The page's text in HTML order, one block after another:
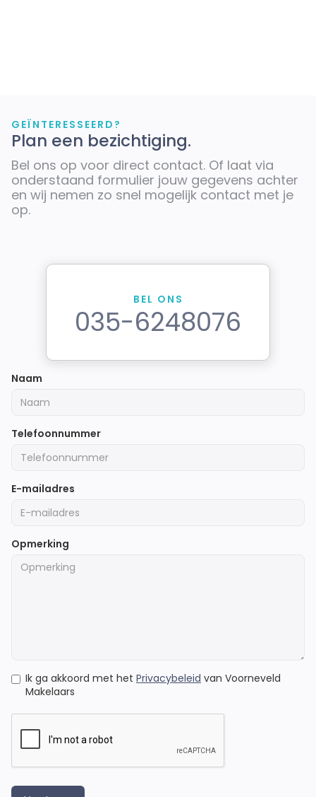
GEÏNTERESSEERD?
Plan een bezichtiging.
Bel ons op voor direct contact. Of laat via
onderstaand formulier jouw gegevens achter
en wij nemen zo snel mogelijk contact met je
op.
BEL ONS
035-6248076
Naam
Telefoonnummer
E-mailadres
Opmerking
Ik ga akkoord met het Privacybeleid van Voorneveld
Makelaars